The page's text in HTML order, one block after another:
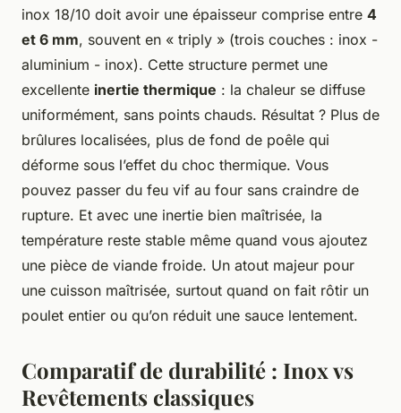
inox 18/10 doit avoir une épaisseur comprise entre 4
et 6 mm, souvent en « triply » (trois couches : inox -
aluminium - inox). Cette structure permet une
excellente inertie thermique : la chaleur se diffuse
uniformément, sans points chauds. Résultat ? Plus de
brûlures localisées, plus de fond de poêle qui
déforme sous l’effet du choc thermique. Vous
pouvez passer du feu vif au four sans craindre de
rupture. Et avec une inertie bien maîtrisée, la
température reste stable même quand vous ajoutez
une pièce de viande froide. Un atout majeur pour
une cuisson maîtrisée, surtout quand on fait rôtir un
poulet entier ou qu’on réduit une sauce lentement.
Comparatif de durabilité : Inox vs
Revêtements classiques